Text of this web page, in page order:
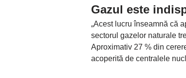
Gazul este
„Acest lucru înseamnă că
sectorul gazelor naturale
Aproximativ 27 % din
acoperită de centralele